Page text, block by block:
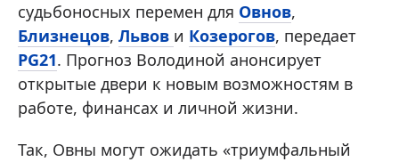
судьбоносных перемен для Овнов,
Близнецов, Львов и Козерогов, передает
PG21. Прогноз Володиной анонсирует
открытые двери к новым возможностям в
работе, финансах и личной жизни.
Так, Овны могут ожидать «триумфальный